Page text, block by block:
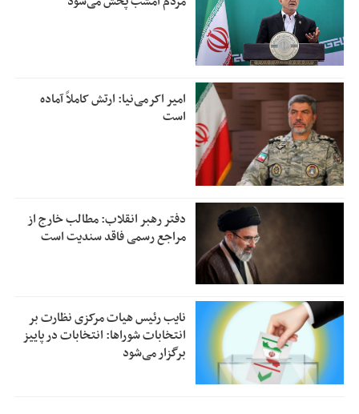
امیر اکرمی‌نیا: ارتش کاملاً آماده
است
دفتر رهبر انقلاب: مطالب خارج از
مراجع رسمی فاقد سندیت است
نایب رئیس هیات مرکزی نظارت بر
انتخابات شوراها: انتخابات در پاییز
برگزار می‌شود